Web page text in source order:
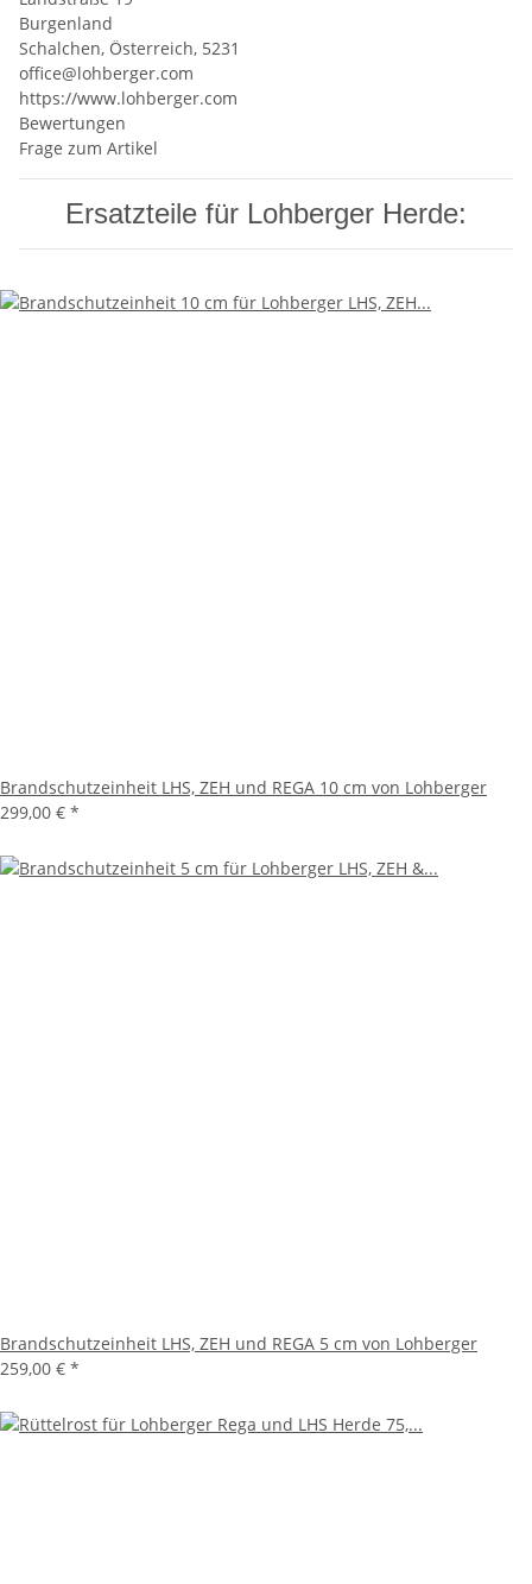
Burgenland
Schalchen, Österreich, 5231
office@lohberger.com
https://www.lohberger.com
Bewertungen
Frage zum Artikel
Ersatzteile für Lohberger Herde:
Brandschutzeinheit LHS, ZEH und REGA 10 cm von Lohberger
299,00 € *
Brandschutzeinheit LHS, ZEH und REGA 5 cm von Lohberger
259,00 € *